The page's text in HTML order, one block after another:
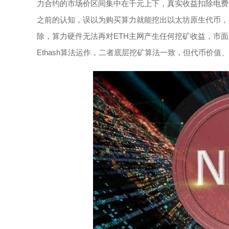
力合约的市场价区间集中在千元上下，真实收益扣除电
之前的认知，误以为购买算力就能挖出以太坊原生代币
除，算力硬件无法再对ETH主网产生任何挖矿收益，市
Ethash算法运作，二者底层挖矿算法一致，但代币价值